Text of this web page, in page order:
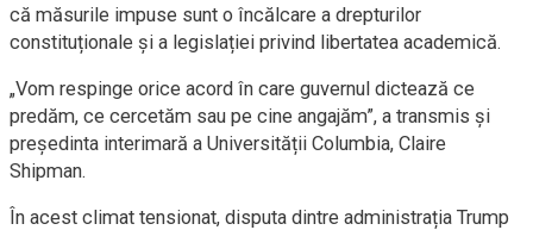
că măsurile impuse sunt o încălcare a drepturilor
constituționale și a legislației privind libertatea academică.
„Vom respinge orice acord în care guvernul dictează ce
predăm, ce cercetăm sau pe cine angajăm”, a transmis și
președinta interimară a Universității Columbia, Claire
Shipman.
În acest climat tensionat, disputa dintre administrația Trump